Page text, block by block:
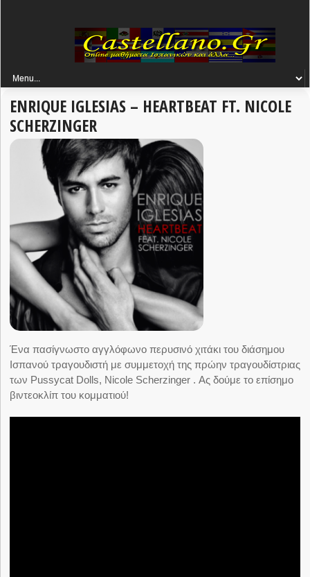
ENRIQUE IGLESIAS – HEARTBEAT FT. NICOLE
SCHERZINGER
Ένα πασίγνωστο αγγλόφωνο περυσινό χιτάκι του διάσημου
Ισπανού τραγουδιστή με συμμετοχή της πρώην τραγουδίστριας
των Pussycat Dolls, Nicole Scherzinger . Ας δούμε το επίσημο
βιντεοκλίπ του κομματιού!